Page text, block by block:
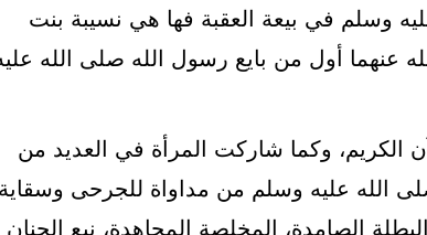
وسلم في بيعة العقبة فها هي نسيبة بنت
أول من بايع رسول الله صلى الله
الكريم، وكما شاركت المرأة في العديد من
الله عليه وسلم من مداواة للجرحى وسقاية
الصامدة، المخلصة المجاهدة، نبع الحنان